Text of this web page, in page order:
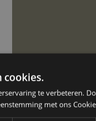
cookies.
te verbeteren.
met ons